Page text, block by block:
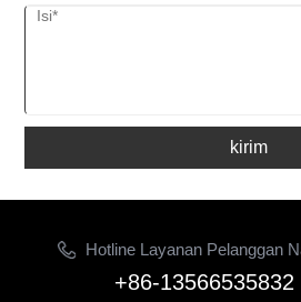
kirim
Hotline Layanan Pelanggan
+86-13566535832